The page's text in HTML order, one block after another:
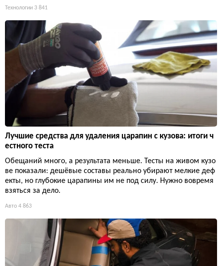
Технологии 3 841
Лучшие средства для удаления царапин с кузова: итоги ч
естного теста
Обещаний много, а результата меньше. Тесты на живом кузо
ве показали: дешёвые составы реально убирают мелкие деф
екты, но глубокие царапины им не под силу. Нужно вовремя
взяться за дело.
Авто 4 863